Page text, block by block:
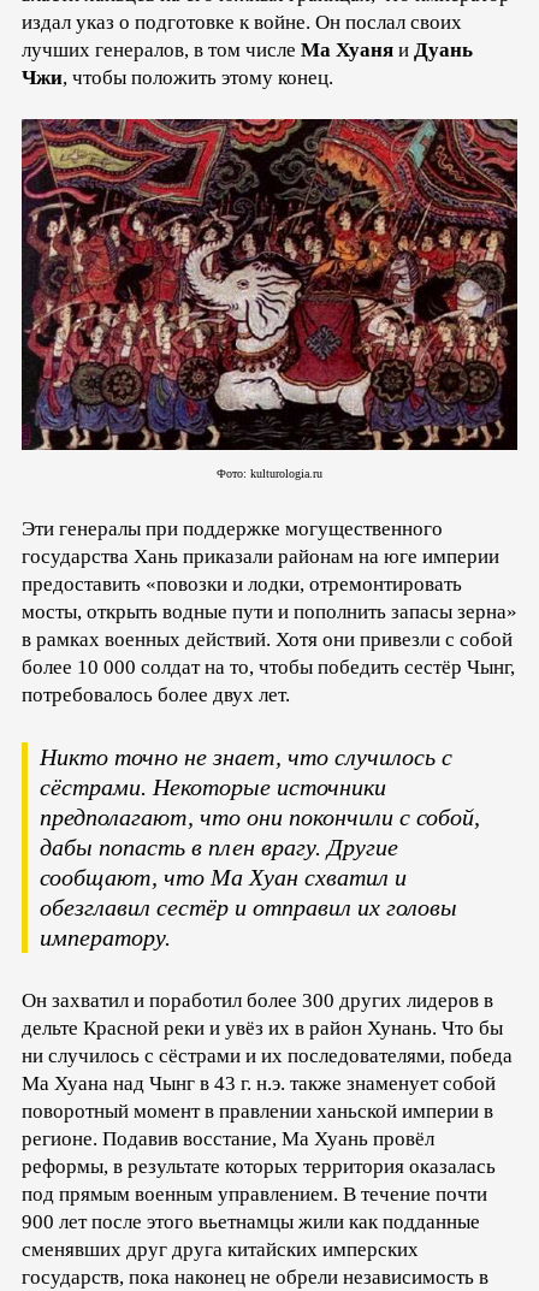
издал указ о подготовке к войне. Он послал своих
лучших генералов, в том числе Ма Хуаня и Дуань
Чжи, чтобы положить этому конец.
Фото: kulturologia.ru
Эти генералы при поддержке могущественного
государства Хань приказали районам на юге империи
предоставить «повозки и лодки, отремонтировать
мосты, открыть водные пути и пополнить запасы зерна»
в рамках военных действий. Хотя они привезли с собой
более 10 000 солдат на то, чтобы победить сестёр Чынг,
потребовалось более двух лет.
Никто точно не знает, что случилось с
сёстрами. Некоторые источники
предполагают, что они покончили с собой,
дабы попасть в плен врагу. Другие
сообщают, что Ма Хуан схватил и
обезглавил сестёр и отправил их головы
императору.
Он захватил и поработил более 300 других лидеров в
дельте Красной реки и увёз их в район Хунань. Что бы
ни случилось с сёстрами и их последователями, победа
Ма Хуана над Чынг в 43 г. н.э. также знаменует собой
поворотный момент в правлении ханьской империи в
регионе. Подавив восстание, Ма Хуань провёл
реформы, в результате которых территория оказалась
под прямым военным управлением. В течение почти
900 лет после этого вьетнамцы жили как подданные
сменявших друг друга китайских имперских
государств, пока наконец не обрели независимость в